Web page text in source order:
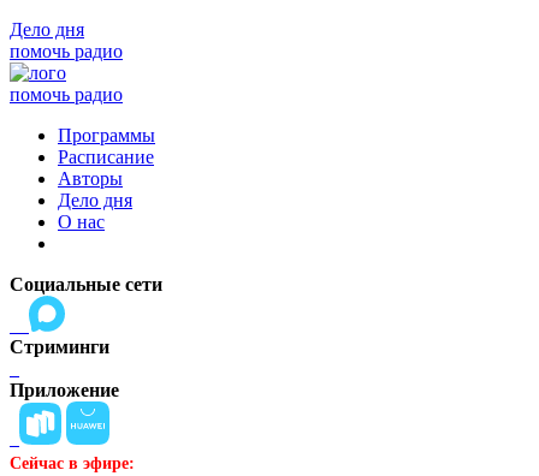
Дело дня
помочь радио
помочь радио
Программы
Расписание
Авторы
Дело дня
О нас
Социальные сети
Стриминги
Приложение
Сейчас в эфире: